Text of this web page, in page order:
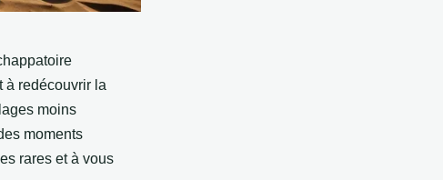
à redécouvrir la
moins
moments
rares et à vous